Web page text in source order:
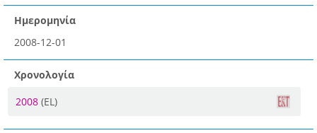
Ημερομηνία
2008-12-01
Χρονολογία
2008 (EL)